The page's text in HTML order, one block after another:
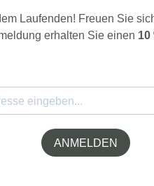
Laufenden! Freuen Sie
erhalten Sie einen 10
ANMELDEN